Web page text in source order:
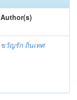
Author(s)
ขวัญรัก ถิ่นเทศ